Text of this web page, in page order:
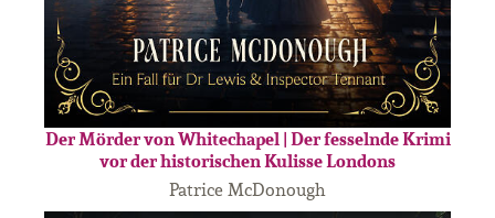
Der Mörder von Whitechapel | Der fesselnde Krimi
vor der historischen Kulisse Londons
Patrice McDonough